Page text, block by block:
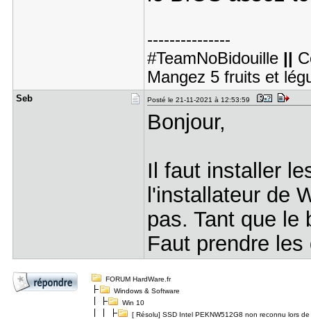
---------------
#TeamNoBidouille ||
Mangez 5 fruits et
Seb Posté le 21-11-2021 à 12:53:59
Bonjour,
Il faut installer
l'installateur de
pas. Tant que le
Faut prendre
FORUM HardWare.fr
Windows & Software
Win 10
[ Résolu] SSD Intel PEKNW512G8 non reconnu lors de